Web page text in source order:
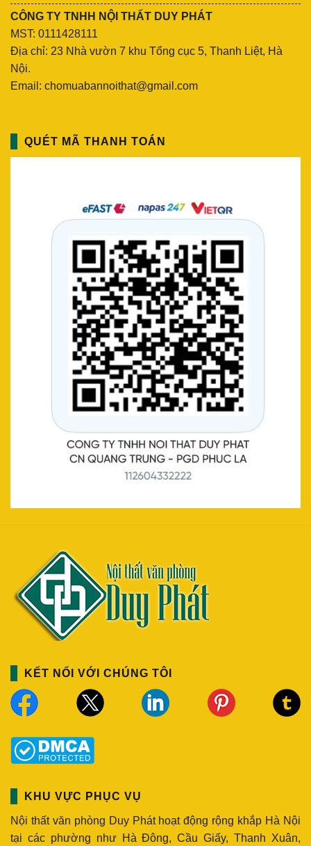
CÔNG TY TNHH NỘI THẤT DUY PHÁT
MST: 0111428111
Địa chỉ: 23 Nhà vườn 7 khu Tổng cục 5, Thanh Liệt, Hà
Nội.
Email: chomuabannoithat@gmail.com
QUÉT MÃ THANH TOÁN
KẾT NỐI VỚI CHÚNG TÔI
KHU VỰC PHỤC VỤ
Nội thất văn phòng Duy Phát hoạt động rộng khắp Hà Nội
tại các phường như Hà Đông, Cầu Giấy, Thanh Xuân,